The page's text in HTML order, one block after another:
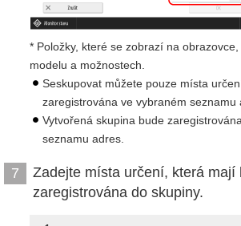
* Položky, které se zobrazí na
modelu a možnostech.
Seskupovat můžete pouze místa
zaregistrována ve vybraném seznamu
Vytvořená skupina bude
seznamu adres.
7
Zadejte místa určení, která mají
zaregistrována do skupiny.